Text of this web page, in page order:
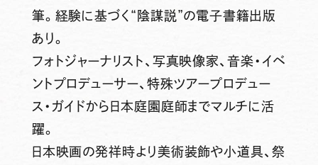
筆。経験に基づく“陰謀説”の電子書籍出版
あり。
フォトジャーナリスト、写真映像家、音楽・イベ
ントプロデューサー、特殊ツアープロデュー
ス・ガイドから日本庭園庭師までマルチに活
躍。
日本映画の発祥時より美術装飾や小道具、祭